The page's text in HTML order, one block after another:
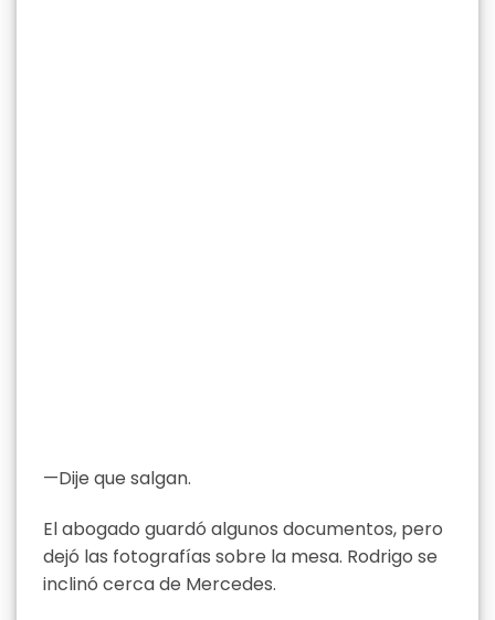
—Dije que salgan.
El abogado guardó algunos documentos, pero
dejó las fotografías sobre la mesa. Rodrigo se
inclinó cerca de Mercedes.